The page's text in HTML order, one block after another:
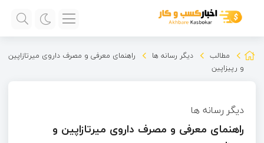
مطالب دیگر رسانه ها
راهنمای معرفی و مصرف داروی میرتازاپین
و رپیزاپین
دیگر رسانه ها
راهنمای معرفی و مصرف داروی میرتازاپین و